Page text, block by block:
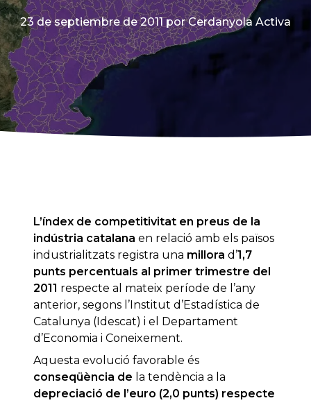
23 de septiembre de 2011 por Cerdanyola Activa
L’índex de competitivitat en preus de la
indústria catalana en relació amb els països
industrialitzats registra una millora d’1,7
punts percentuals al primer trimestre del
2011 respecte al mateix període de l’any
anterior, segons l’Institut d’Estadística de
Catalunya (Idescat) i el Departament
d’Economia i Coneixement.
Aquesta evolució favorable és
conseqüència de la tendència a la
depreciació de l’euro (2,0 punts) respecte